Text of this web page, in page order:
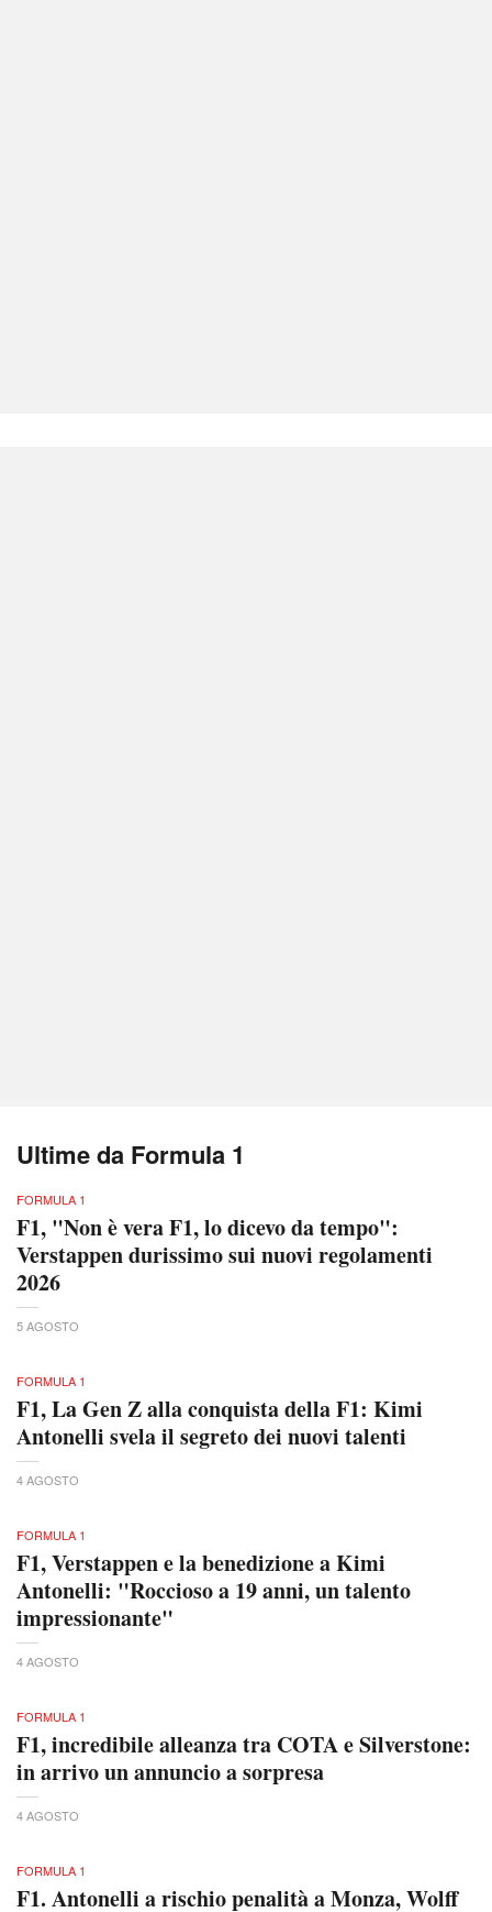
Ultime da Formula 1
FORMULA 1
F1, "Non è vera F1, lo dicevo da tempo":
Verstappen durissimo sui nuovi regolamenti
2026
5 AGOSTO
FORMULA 1
F1, La Gen Z alla conquista della F1: Kimi
Antonelli svela il segreto dei nuovi talenti
4 AGOSTO
FORMULA 1
F1, Verstappen e la benedizione a Kimi
Antonelli: "Roccioso a 19 anni, un talento
impressionante"
4 AGOSTO
FORMULA 1
F1, incredibile alleanza tra COTA e Silverstone:
in arrivo un annuncio a sorpresa
4 AGOSTO
FORMULA 1
F1. Antonelli a rischio penalità a Monza, Wolff